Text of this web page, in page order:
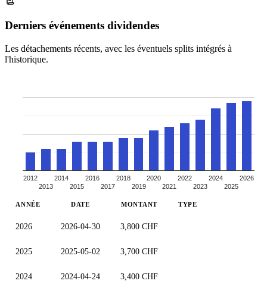
Derniers événements dividendes
Les détachements récents, avec les éventuels splits intégrés à
l'historique.
2012
2013
2014
2015
2016
2017
2018
2019
2020
2021
2022
2023
2024
2025
2026
ANNÉE DATE MONTANT TYPE
2026 2026-04-30 3,800 CHF
2025 2025-05-02 3,700 CHF
2024 2024-04-24 3,400 CHF